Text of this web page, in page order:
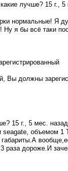
лучше? 15 г.,
нормальные! Я
Ну я бы всё таки
Вы должны
15 г., 5 мес. назад
seagate, объемом 1
раза дороже.И